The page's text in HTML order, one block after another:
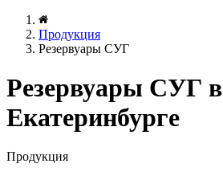
Продукция
Резервуары СУГ
Резервуары СУГ в
Екатеринбурге
Продукция